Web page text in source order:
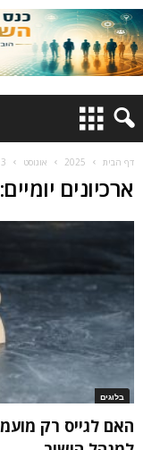
דף הבית 2025 אוגוסט 3
ארכיונים יומיים: 03/08/2025
בלוגים
האם לגייס רק